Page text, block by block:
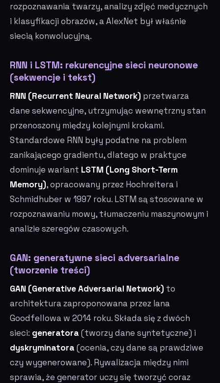
rozpoznawania twarzy, analizy zdjęć medycznych
i klasyfikacji obrazów, a AlexNet był właśnie
siecią konwolucyjną.
RNN i LSTM: rekurencyjne sieci neuronowe
(sekwencje i tekst)
RNN (Recurrent Neural Network) przetwarza
dane sekwencyjne, utrzymując wewnętrzny stan
przenoszony między kolejnymi krokami.
Standardowe RNN były podatne na problem
zanikającego gradientu, dlatego w praktyce
dominuje wariant LSTM (Long Short-Term
Memory), opracowany przez Hochreitera i
Schmidhuber w 1997 roku. LSTM są stosowane w
rozpoznawaniu mowy, tłumaczeniu maszynowym i
analizie szeregów czasowych.
GAN: generatywne sieci adversarialne
(tworzenie treści)
GAN (Generative Adversarial Network) to
architektura zaproponowana przez Iana
Goodfellowa w 2014 roku. Składa się z dwóch
sieci: generatora (tworzy dane syntetyczne) i
dyskryminatora (ocenia, czy dane są prawdziwe
czy wygenerowane). Rywalizacja między nimi
sprawia, że generator uczy się tworzyć coraz